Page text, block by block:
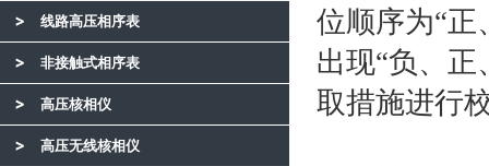
线路高压相序表
非接触式相序表
高压核相仪
高压无线核相仪
位顺序为“正
出现“负、
取措施进行